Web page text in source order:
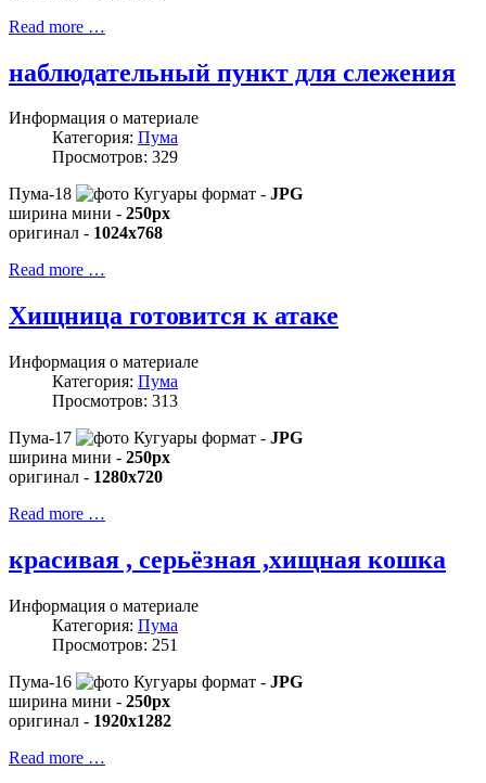
Read more …
наблюдательный пункт для слежения
Информация о материале
Категория: Пума
Просмотров: 329
Пума-18
формат - JPG
ширина мини - 250px
оригинал - 1024x768
Read more …
Хищница готовится к атаке
Информация о материале
Категория: Пума
Просмотров: 313
Пума-17
формат - JPG
ширина мини - 250px
оригинал - 1280x720
Read more …
красивая , серьёзная ,хищная кошка
Информация о материале
Категория: Пума
Просмотров: 251
Пума-16
формат - JPG
ширина мини - 250px
оригинал - 1920x1282
Read more …